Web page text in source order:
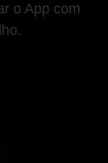
o App com